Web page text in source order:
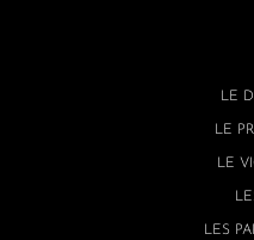
LE
LE
LE
LES